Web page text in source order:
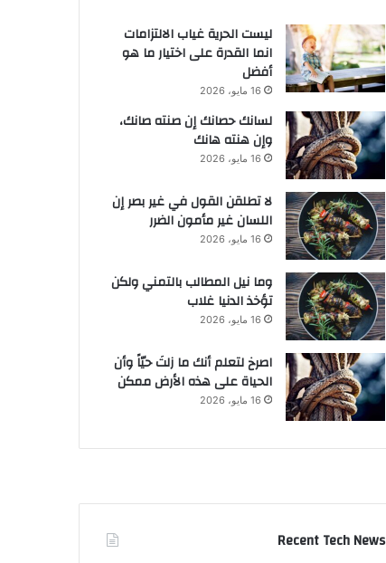
ليست الحرية غياب الالتزامات
انما القدرة على اختيار ما هو
أفضل
16 مايو، 2026
لسانك حصانك إن صنته صانك،
وإن هنته هانك
16 مايو، 2026
لا تطلقن القول في غير بصر إن
اللسان غير مأمون الضرر
16 مايو، 2026
وما نيل المطالب بالتمني ولكن
تؤخذ الدنيا غلاب
16 مايو، 2026
‫اصرخ لتعلم أنك ما زلتَ حيّاً وأن
الحياة على هذه الأرض ممكن
16 مايو، 2026
Recent Tech News